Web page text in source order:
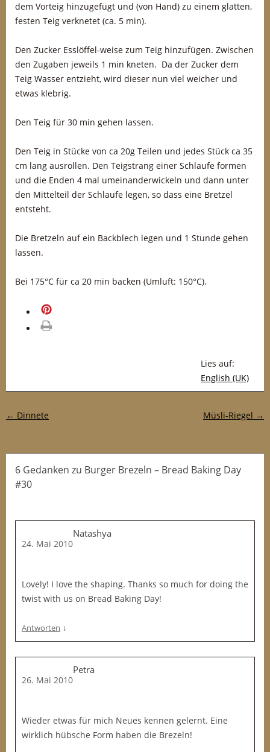
dem Vorteig hinzugefügt und (von Hand) zu einem glatten,
festen Teig verknetet (ca. 5 min).
Den Zucker Esslöffel-weise zum Teig hinzufügen. Zwischen
den Zugaben jeweils 1 min kneten. Da der Zucker dem
Teig Wasser entzieht, wird dieser nun viel weicher und
etwas klebrig.
Den Teig für 30 min gehen lassen.
Den Teig in Stücke von ca 20g Teilen und jedes Stück ca 35
cm lang ausrollen. Den Teigstrang einer Schlaufe formen
und die Enden 4 mal umeinanderwickeln und dann unter
den Mittelteil der Schlaufe legen, so dass eine Bretzel
entsteht.
Die Bretzeln auf ein Backblech legen und 1 Stunde gehen
lassen.
Bei 175°C für ca 20 min backen (Umluft: 150°C).
Lies auf:
English (UK)
Post-Navigation
← Dinnete Müsli-Riegel →
6 Gedanken zu Burger Brezeln – Bread Baking Day
#30
Natashya
24. Mai 2010
Lovely! I love the shaping. Thanks so much for doing the
twist with us on Bread Baking Day!
Antworten ↓
Petra
26. Mai 2010
Wieder etwas für mich Neues kennen gelernt. Eine
wirklich hübsche Form haben die Brezeln!